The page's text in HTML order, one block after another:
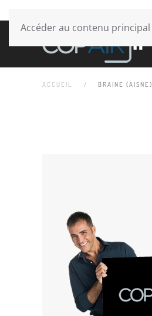
Accéder au contenu principal
ACCUEIL BRAINE